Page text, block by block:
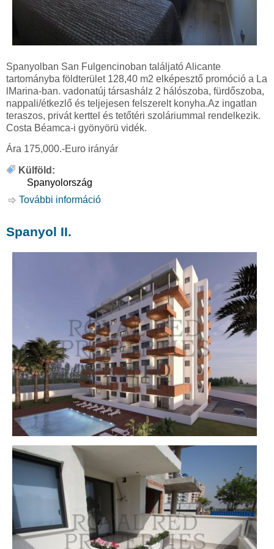
Spanyolban San Fulgencinoban találjató Alicante
tartományba földterület 128,40 m2 elképesztő promóció a La
lMarina-ban. vadonatúj társashálz 2 hálószoba, fürdőszoba,
nappali/étkezlő és teljejesen felszerelt konyha.Az ingatlan
teraszos, privát kerttel és tetőtéri szoláriummal rendelkezik.
Costa Béamca-i gyönyörü vidék.
Ára 175,000.-Euro irányár
Külföld:
Spanyolország
További információ
Spanyol II.